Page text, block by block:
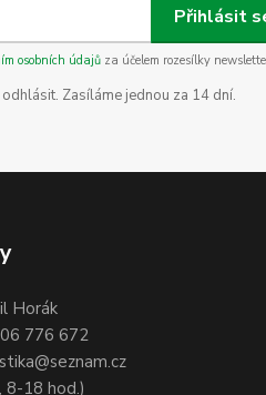
Přihlásit
osobních údajůza účelem rozesílky
Zasíláme jednou za 14 dní.
Horák
776 672
8-18 hod.)